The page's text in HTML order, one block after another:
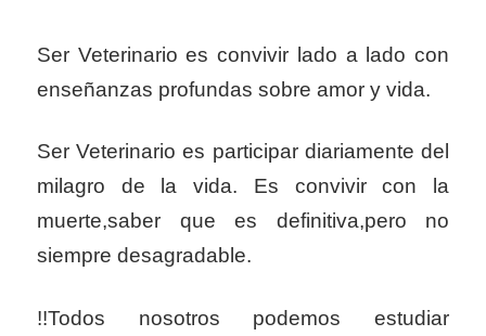
Ser Veterinario es convivir lado a lado con
enseñanzas profundas sobre amor y vida.
Ser Veterinario es participar diariamente del
milagro de la vida. Es convivir con la
muerte,saber que es definitiva,pero no
siempre desagradable.
!!Todos nosotros podemos estudiar